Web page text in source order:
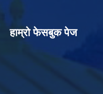
हाम्रो फेसबुक पेज